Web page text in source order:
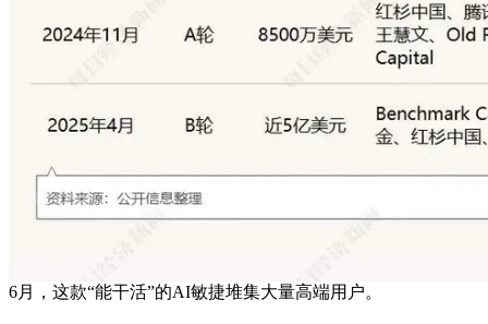
6月，这款“能干活”的AI敏捷堆集大量高端用户。